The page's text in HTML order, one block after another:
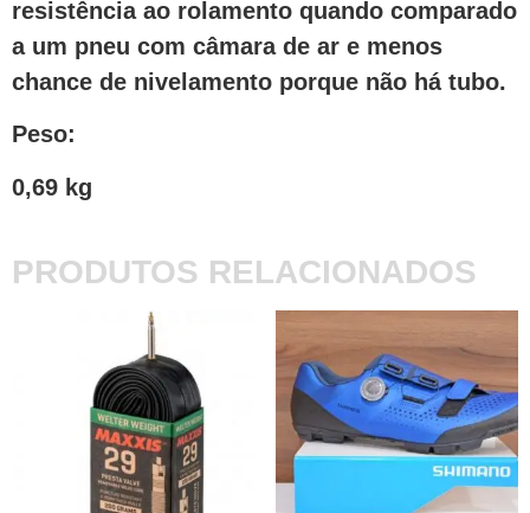
resistência ao rolamento quando comparado
a um pneu com câmara de ar e menos
chance de nivelamento porque não há tubo.
Peso:
0,69 kg
PRODUTOS RELACIONADOS